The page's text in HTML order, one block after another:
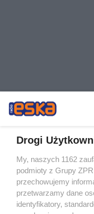
Żaden utwór zamieszczony
rozpowszechniany lub dalej
tym także elektroniczny lub
eksploatacji w jakiejkolwiek
bez pisemnej zgody
wykorzystanie utworów w
bez właściwej zgody, jest
Drogi
My, naszych 1162
podmioty z Grupy
przechowujemy
przetwarzamy dane
identyfikatory,